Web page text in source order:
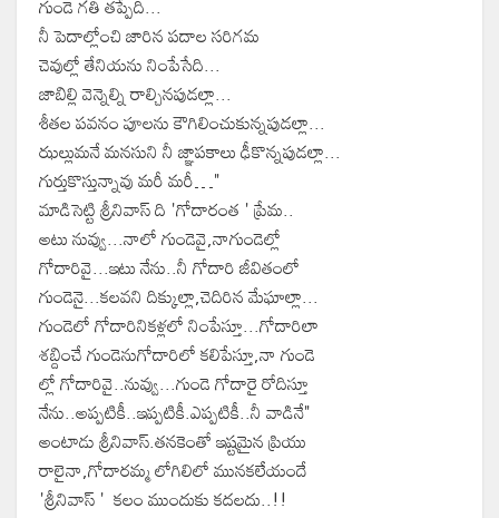
నీ పెదాల్లోంచి జారిన పదాల సరిగమ
చెవుల్లో తేనియను నింపేసేది...
జాబిల్లి వెన్నెల్ని రాల్చినపుడల్లా...
శీతల పవనం పూలను కౌగిలించుకున్నపుడల్లా...
ఝల్లుమనే మనసుని నీ జ్ఞాపకాలు ఢీకొన్నపుడల్లా...
గుర్తుకొస్తున్నావు మరీ మరీ…"
మాడిసెట్టి శ్రీనివాస్ ది 'గోదారంత ' ప్రేమ..
అటు నువ్వు...నాలో గుండెవై,నాగుండెల్లో
గోదారివై...ఇటు నేను..నీ గోదారి జీవితంలో
గుండెనై...కలవని దిక్కుల్లా,చెదిరిన మేఘాల్లా...
గుండెలో గోదారినికళ్లలో నింపేస్తూ...గోదారిలా
శబ్దించే గుండెనుగోదారిలో కలిపేస్తూ,నా గుండె
ల్లో గోదారివై..నువ్వు...గుండె గోదారై రోదిస్తూ
నేను..అప్పటికీ..ఇప్పటికీ.ఎప్పటికీ..నీ వాడినే"
అంటాడు శ్రీనివాస్.తనకెంతో ఇష్టమైన ప్రియు
రాలైనా,గోదారమ్మ లోగిలిలో మునకలేయందే
'శ్రీనివాస్ ' కలం ముందుకు కదలదు..!!